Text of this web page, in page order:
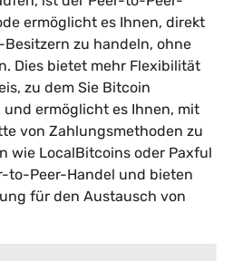
ermöglicht es Ihnen, direkt
zu handeln, ohne
Dies bietet mehr Flexibilität
zu dem Sie Bitcoin
ermöglicht es Ihnen, mit
von Zahlungsmethoden zu
wie LocalBitcoins oder Paxful
to-Peer-Handel und bieten
für den Austausch von